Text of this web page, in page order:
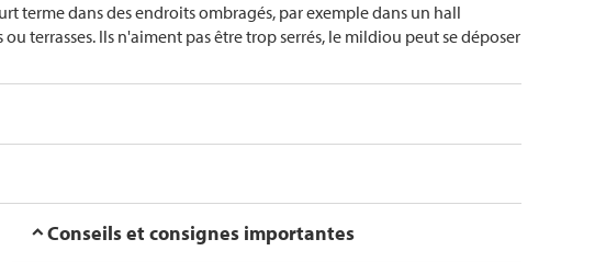
terme dans des endroits ombragés, par exemple dans un hall
terrasses. Ils n'aiment pas être trop serrés, le mildiou peut se déposer
Conseils et consignes importantes